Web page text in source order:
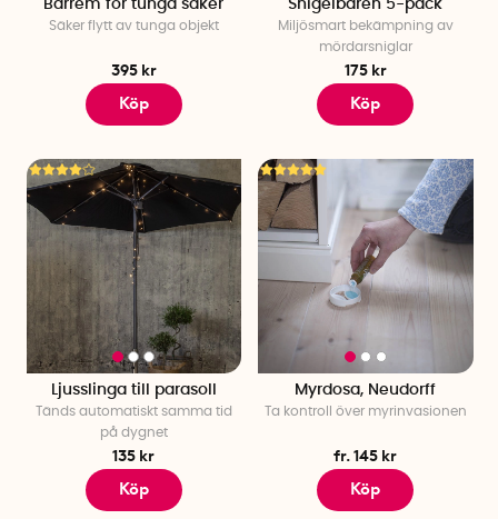
Bärrem för tunga saker
Säker flytt av tunga objekt
395 kr
Köp
Snigelbaren 5-pack
Miljösmart bekämpning av
mördarsniglar
175 kr
Köp
Ljusslinga till parasoll
Tänds automatiskt samma tid
på dygnet
135 kr
Köp
Myrdosa, Neudorff
Ta kontroll över myrinvasionen
fr. 145 kr
Köp